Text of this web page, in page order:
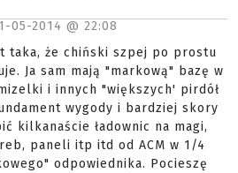
05-2014 @ 22:08
taka, że chiński szpej po prostu
Ja sam mają "markową" bazę w
i innych "większych' pirdół
wygody i bardziej skory
kilkanaście ładownic na magi,
paneli itp itd od ACM w 1/4
odpowiednika. Pocieszę